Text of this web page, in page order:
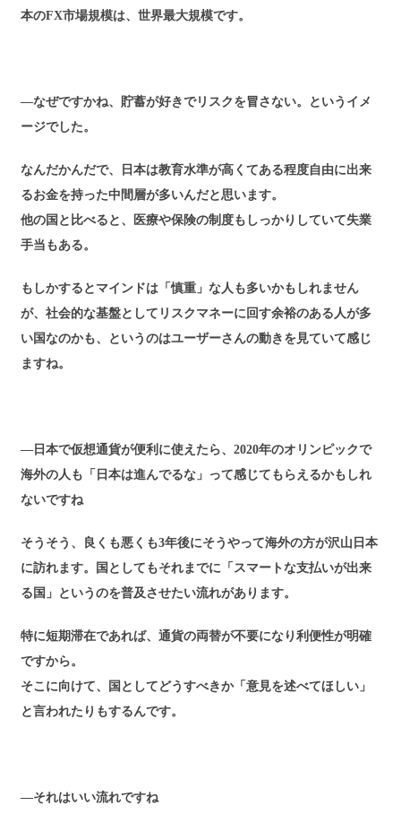
本のFX市場規模は、世界最大規模です。
―なぜですかね、貯蓄が好きでリスクを冒さない。というイメ
ージでした。
なんだかんだで、日本は教育水準が高くてある程度自由に出来
るお金を持った中間層が多いんだと思います。
他の国と比べると、医療や保険の制度もしっかりしていて失業
手当もある。
もしかするとマインドは「慎重」な人も多いかもしれません
が、社会的な基盤としてリスクマネーに回す余裕のある人が多
い国なのかも、というのはユーザーさんの動きを見ていて感じ
ますね。
―日本で仮想通貨が便利に使えたら、2020年のオリンピックで
海外の人も「日本は進んでるな」って感じてもらえるかもしれ
ないですね
そうそう、良くも悪くも3年後にそうやって海外の方が沢山日本
に訪れます。国としてもそれまでに「スマートな支払いが出来
る国」というのを普及させたい流れがあります。
特に短期滞在であれば、通貨の両替が不要になり利便性が明確
ですから。
そこに向けて、国としてどうすべきか「意見を述べてほしい」
と言われたりもするんです。
―それはいい流れですね